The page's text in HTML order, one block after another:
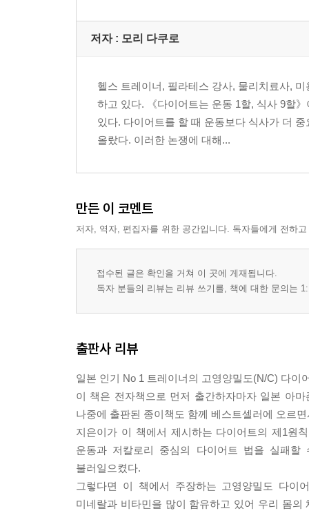
1. 살찌지 않는 고영양밀도 식품의 비밀
미네랄과 비타민이 체지방을 연소시킨다
영양밀도를 기준으로 음식을 고르는 식습관
2. 영양밀도가 높은 음식이 다이어트에 좋은 이유
3. 고영양밀도 식품으로 먹으면서 살을 뺀다
현대인에게 위험한 것은 오메가-6의 과다 섭취
현미는 수용성 식이섬유가 많은 해조류와 함께 먹
장누수증후군의 예방에는 식이섬유와 오메가-3가
6. 비싼 음식을 맛있게 적게 먹어라!
저렴한 가공식품에는 식품 첨가물만 듬뿍!
식재료의 원형을 유지한 음식은 살찌지 않는다
저자 : 모리 다쿠로
헬스 트레이너, 필라테스 강사, 물리치료사,
하고 있다. 《다이어트는 운동 1할, 식사 9할
있다. 다이어트를 할 때 운동보다 식사가 더
올랐다. 이러한 논쟁에 대해...
만든 이 코멘트
저자, 역자, 편집자를 위한 공간입니다. 독자들에게 전하
접수된 글은 확인을 거쳐 이 곳에 게재됩니다.
독자 분들의 리뷰는 리뷰 쓰기를, 책에 대한 문의는
출판사 리뷰
일본 인기 No 1 트레이너의 고영양밀도(N/C) 다이
이 책은 전자책으로 먼저 출간하자마자 일본 아
나중에 출판된 종이책도 함께 베스트셀러에 오르
지은이가 이 책에서 제시하는 다이어트의 제1원
운동과 저칼로리 중심의 다이어트 법을 실패할
불러일으켰다.
그렇다면 이 책에서 주장하는 고영양밀도 다이
미네랄과 비타민을 많이 함유하고 있어 우리 몸